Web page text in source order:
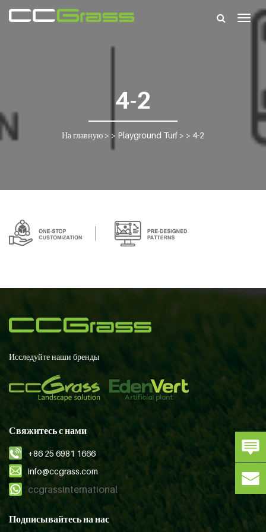
4-2
На главную > > Playground Turf > > 4-2
Исследуйте наши бренды
Свяжитесь с нами
+86 25 6981 1666
info@ccgrass.com
ccgrassinternational
Подписывайтесь на нас